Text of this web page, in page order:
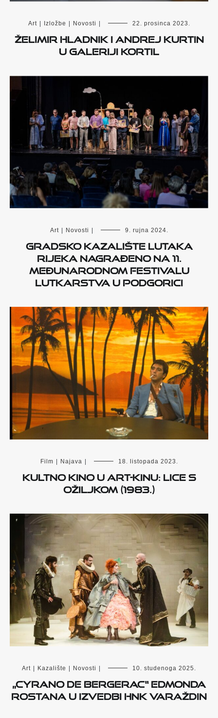
Art Izložbe Novosti 22. prosinca 2023.
Želimir Hladnik i Andrej Kurtin
u Galeriji Kortil
Art Novosti 9. rujna 2024.
Gradsko kazalište lutaka
Rijeka nagrađeno na 11.
međunarodnom festivalu
lutkarstva u Podgorici
Film Najava 18. listopada 2023.
Kultno kino u Art-kinu: Lice s
ožiljkom (1983.)
Art Kazalište Novosti 10. studenoga 2025.
„Cyrano de Bergerac“ Edmonda
Rostana u izvedbi HNK Varaždin